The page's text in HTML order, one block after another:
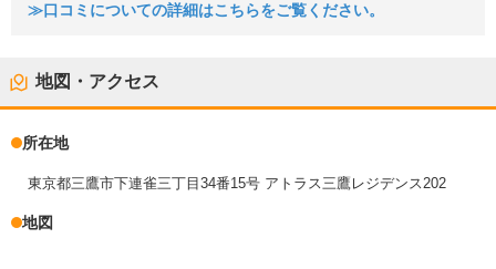
≫口コミについての詳細はこちらをご覧ください。
地図・アクセス
所在地
東京都三鷹市下連雀三丁目34番15号 アトラス三鷹レジデンス202
地図